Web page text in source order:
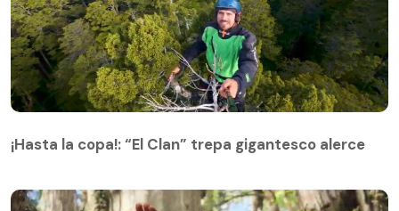
¡Hasta la copa!: “El Clan” trepa gigantesco alerce